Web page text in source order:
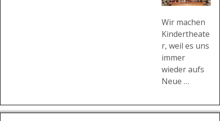
Wir machen
Kindertheate
r, weil es uns
immer
wieder aufs
Neue …